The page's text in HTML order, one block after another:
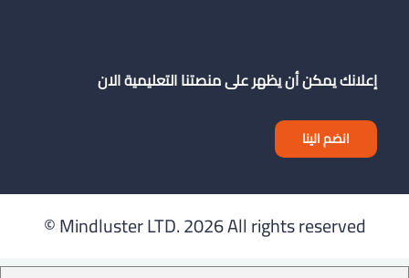
إعلانك يمكن أن يظهر على منصتنا التعليمية الان
انضم الينا
Mindluster LTD.2026 All rights reserved ©